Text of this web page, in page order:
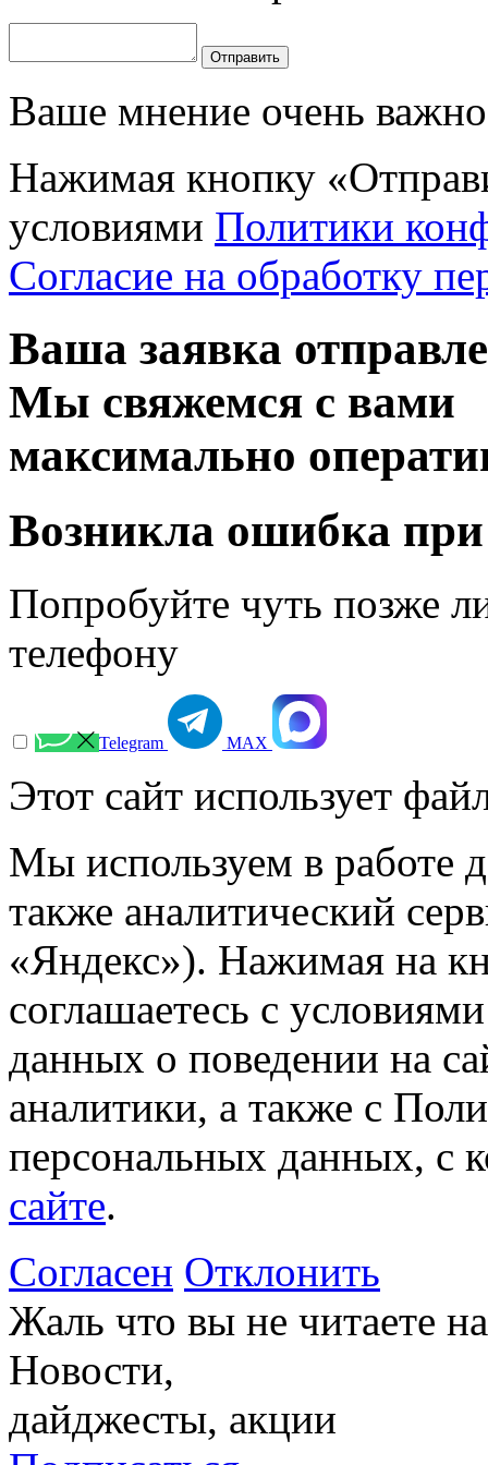
Отправить
Ваше мнение очень
Нажимая кнопку
условиями Политики
Согласие на обработку
Ваша заявка
Мы свяжемся с вами
максимально
Возникла ошибка при
Попробуйте чуть позже
телефону
Telegram МАХ
Этот сайт использует
Мы используем в работе
также аналитический
«Яндекс»). Нажимая на
соглашаетесь с
данных о поведении на
аналитики, а также с
персональных данных, с
сайте.
Согласен Отклонить
Жаль что вы не читаете
Новости,
дайджесты, акции